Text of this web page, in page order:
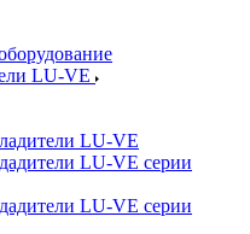
LU-VE
LU-VE
LU-VE серии
LU-VE серии